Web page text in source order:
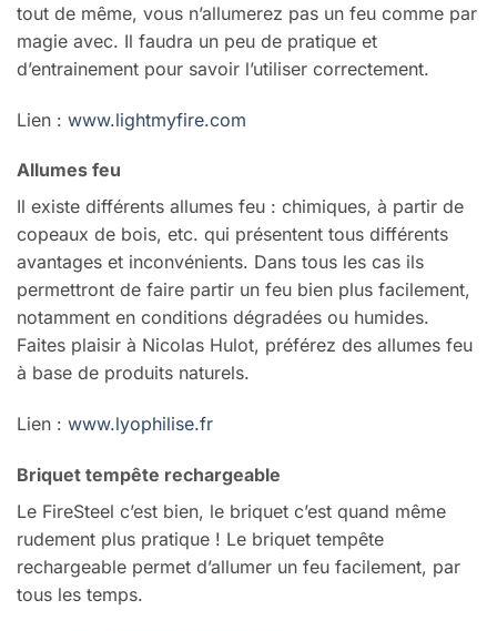
tout de même, vous n’allumerez pas un feu comme par
magie avec. Il faudra un peu de pratique et
d’entrainement pour savoir l’utiliser correctement.
Lien : www.lightmyfire.com
Allumes feu
Il existe différents allumes feu : chimiques, à partir de
copeaux de bois, etc. qui présentent tous différents
avantages et inconvénients. Dans tous les cas ils
permettront de faire partir un feu bien plus facilement,
notamment en conditions dégradées ou humides.
Faites plaisir à Nicolas Hulot, préférez des allumes feu
à base de produits naturels.
Lien : www.lyophilise.fr
Briquet tempête rechargeable
Le FireSteel c’est bien, le briquet c’est quand même
rudement plus pratique ! Le briquet tempête
rechargeable permet d’allumer un feu facilement, par
tous les temps.